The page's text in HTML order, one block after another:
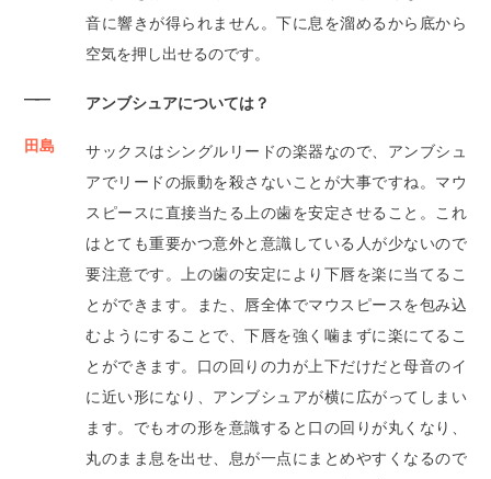
音に響きが得られません。下に息を溜めるから底から
空気を押し出せるのです。
―― アンブシュアについては？
田島
サックスはシングルリードの楽器なので、アンブシュ
アでリードの振動を殺さないことが大事ですね。マウ
スピースに直接当たる上の歯を安定させること。これ
はとても重要かつ意外と意識している人が少ないので
要注意です。上の歯の安定により下唇を楽に当てるこ
とができます。また、唇全体でマウスピースを包み込
むようにすることで、下唇を強く噛まずに楽にてるこ
とができます。口の回りの力が上下だけだと母音のイ
に近い形になり、アンブシュアが横に広がってしまい
ます。でもオの形を意識すると口の回りが丸くなり、
丸のまま息を出せ、息が一点にまとめやすくなるので